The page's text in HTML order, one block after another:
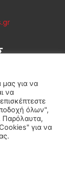
Κοινωνία
μας για να
να
όλων",
Παρόλαυτα,
για να